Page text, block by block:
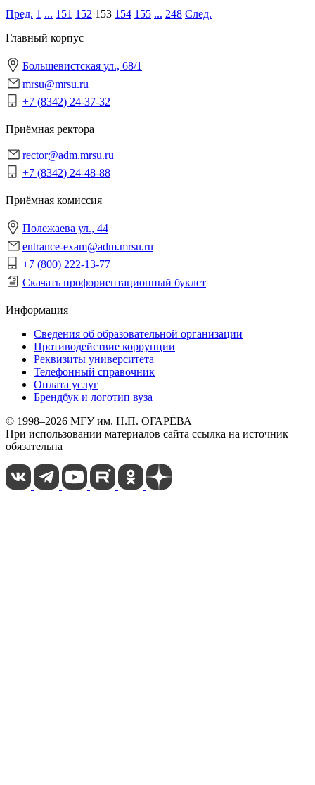
Пред. 1 ... 151 152 153 154 155 ... 248 След.
Главный корпус
Большевистская ул., 68/1
mrsu@mrsu.ru
+7 (8342) 24-37-32
Приёмная ректора
rector@adm.mrsu.ru
+7 (8342) 24-48-88
Приёмная комиссия
Полежаева ул., 44
entrance-exam@adm.mrsu.ru
+7 (800) 222-13-77
Скачать профориентационный буклет
Информация
Сведения об образовательной организации
Противодействие коррупции
Реквизиты университета
Телефонный справочник
Оплата услуг
Брендбук и логотип вуза
© 1998–2026 МГУ им. Н.П. ОГАРЁВА
При использовании материалов сайта ссылка на источник
обязательна